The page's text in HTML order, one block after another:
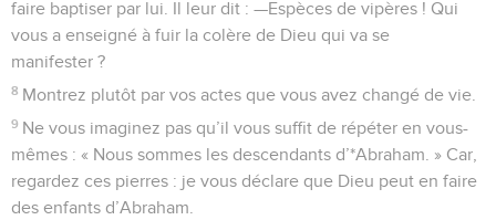
bien plus puissant que moi et je ne suis même pas digne de
lui enlever les sandales. C’est lui qui vous baptisera dans le
Saint-Esprit et le feu.
12 Il tient en main sa pelle à vanner il va nettoyer son aire de
battage et amasser le blé dans son grenier. Quant à la bale, il
la brûlera dans un feu qui ne s’éteindra jamais.
Le baptême de Jésus